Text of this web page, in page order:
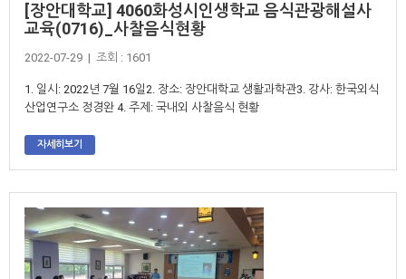
[장안대학교] 4060화성시인생학교 음식관광해설사
교육(0716)_사찰음식현황
2022-07-29 | 조회 : 1601
1. 일시: 2022년 7월 16일2. 장소: 장안대학교 생활과학관3. 강사: 한국외식
산업연구소 정경완 4. 주제: 국내외 사찰음식 현황
자세히보기